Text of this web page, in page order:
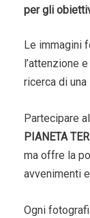
per gli
Le immagini
l’attenzione
ricerca di
Partecipare
PIANETA
ma offre la
avvenimenti
Ogni